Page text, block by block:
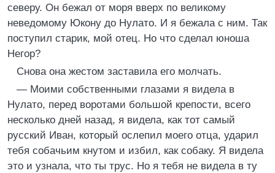
северу. Он бежал от моря вверх по великому
неведомому Юкону до Нулато. И я бежала с ним. Так
поступил старик, мой отец. Но что сделал юноша
Негор?
Снова она жестом заставила его молчать.
— Моими собственными глазами я видела в
Нулато, перед воротами большой крепости, всего
несколько дней назад, я видела, как тот самый
русский Иван, который ослепил моего отца, ударил
тебя собачьим кнутом и избил, как собаку. Я видела
это и узнала, что ты трус. Но я тебя не видела в ту